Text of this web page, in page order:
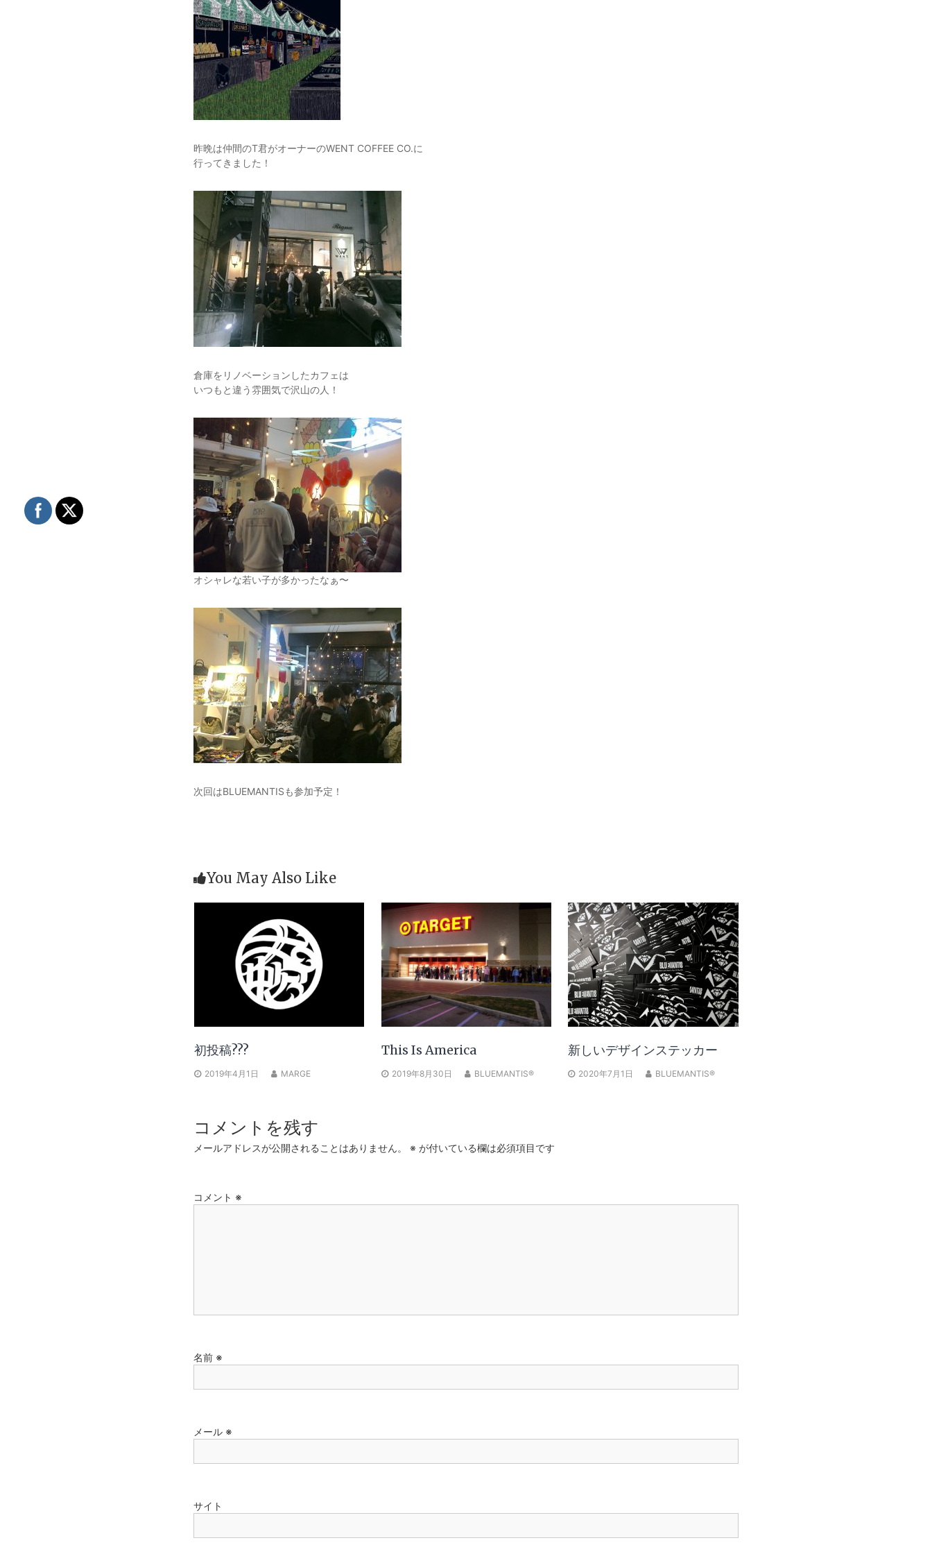
昨晩は仲間のT君がオーナーのWENT COFFEE CO.に
行ってきました！
倉庫をリノベーションしたカフェは
いつもと違う雰囲気で沢山の人！
オシャレな若い子が多かったなぁ〜
次回はBLUEMANTISも参加予定！
You May Also Like
初投稿???
2019年4月1日 MARGE
This Is America
2019年8月30日 BLUEMANTIS®
新しいデザインステッカー
2020年7月1日 BLUEMANTIS®
コメントを残す
メールアドレスが公開されることはありません。 ※ が付いている欄は必須項目です
コメント ※
名前 ※
メール ※
サイト